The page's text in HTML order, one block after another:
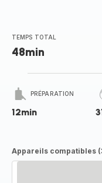
TEMPS TOTAL
48min
PRÉPARATION
12min
Appareils compatibles